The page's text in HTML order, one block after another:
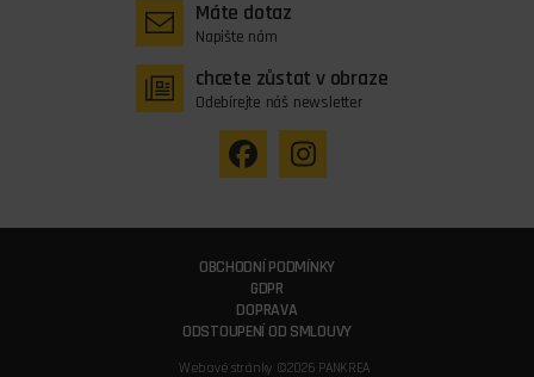
Máte dotaz
Napište nám
chcete zůstat v obraze
Odebírejte náš newsletter
OBCHODNÍ PODMÍNKY
GDPR
DOPRAVA
ODSTOUPENÍ OD SMLOUVY
Webové stránky ©2026 PANKREA